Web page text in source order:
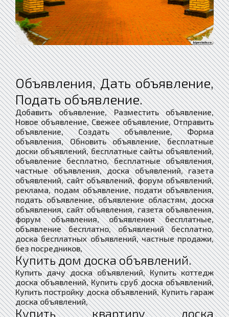
Объявления, Дать объявление,
Подать объявление.
Добавить объявление, Разместить объявление,
Новое объявление, Свежее объявление, Отправить
объявление, Создать объявление, Форма
объявления, Обновить объявление, бесплатные
доски объявлений, бесплатные сайты объявлений,
объявление бесплатно, бесплатные объявления,
частные объявления, доска объявлений, газета
объявлений, сайт объявлений, форум объявлений,
реклама, подам объявление, подати объявления,
подать объявление, объявление областям, доска
объявления, сайт объявления, газета объявления,
форум объявления, объявления бесплатные,
объявление бесплатно, объявлений бесплатно,
доска бесплатных объявлений, частные продажи,
без посредников,
Купить дом доска объявлений.
Купить дачу доска объявлений, Купить коттедж
доска объявлений, Купить сруб доска объявлений,
Купить постройку доска объявлений, Купить гараж
доска объявлений,
Купить квартиру доска